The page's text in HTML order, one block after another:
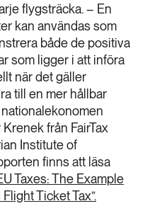
flygsträcka. – En
kan användas som
både de positiva
som ligger i att införa
när det gäller
till en mer hållbar
från FairTax
Institute of
finns att läsa
Taxes: The Example
Ticket Tax”.